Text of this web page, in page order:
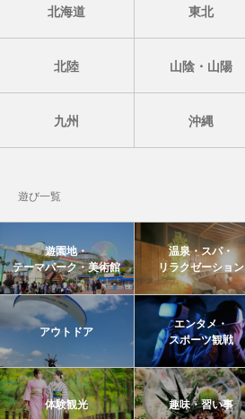
北海道 東北
北陸 山陰・山陽
九州 沖縄
遊び一覧
遊園地・
テーマパーク・美術館
温泉・スパ・
リラクゼーション
アウトドア
エンタメ・
スポーツ観戦
体験観光 趣味・習い事